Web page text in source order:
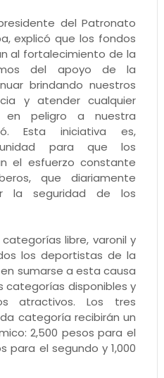
del Patronato
explicó que los fondos
al fortalecimiento de la
del apoyo de la
brindando nuestros
y atender cualquier
en peligro a nuestra
Esta iniciativa es,
para que los
el esfuerzo constante
que diariamente
la seguridad de los
libre, varonil y
los deportistas de la
sumarse a esta causa
categorías disponibles y
atractivos. Los tres
categoría recibirán un
2,500 pesos para el
para el segundo y 1,000